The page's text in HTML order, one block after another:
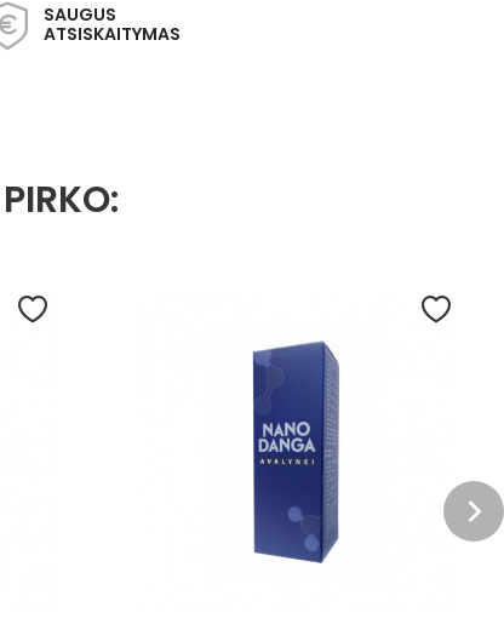
SAUGUS
ATSISKAITYMAS